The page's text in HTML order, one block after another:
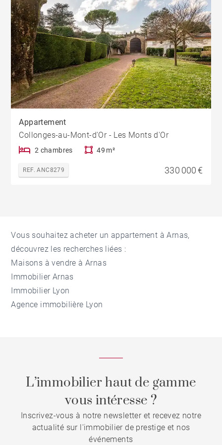
Appartement
Collonges-au-Mont-d'Or - Les Monts d'Or
2 chambres 49 m²
REF. ANC8279 330 000 €
Vous souhaitez acheter un appartement à Arnas,
découvrez les recherches liées :
Maisons à vendre à Arnas
Immobilier Arnas
Immobilier Lyon
Agence immobilière Lyon
L’immobilier haut de gamme
vous intéresse ?
Inscrivez-vous à notre newsletter et recevez notre
actualité sur l'immobilier de prestige et nos
événements